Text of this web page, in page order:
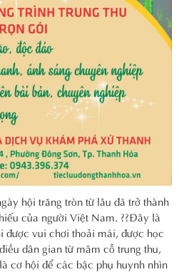
hội trăng tròn từ lâu đã trở thành
của người Việt Nam. ??Đây là
được vui chơi thoải mái, được học
dân gian từ mâm cỗ trung thu,
cơ hội để các bậc phụ huynh nhìn